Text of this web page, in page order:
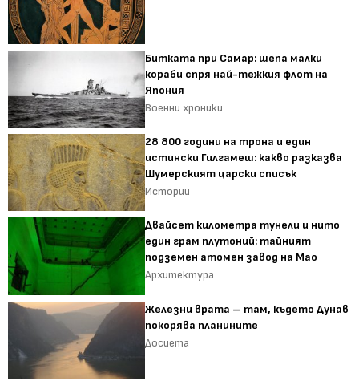
Битката при Самар: шепа малки
кораби спря най-тежкия флот на
Япония
Военни хроники
28 800 години на трона и един
истински Гилгамеш: какво разказва
Шумерският царски списък
Истории
Двайсет километра тунели и нито
един грам плутоний: тайният
подземен атомен завод на Мао
Архитектура
Железни врата – там, където Дунав
покорява планините
Досиета